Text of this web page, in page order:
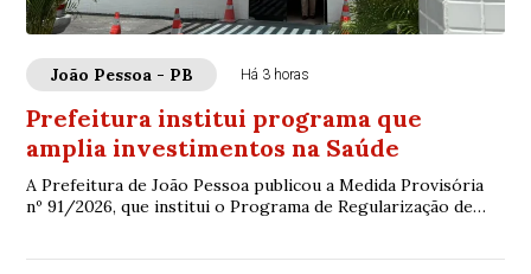
João Pessoa - PB Há 3 horas
Prefeitura institui programa que
amplia investimentos na Saúde
A Prefeitura de João Pessoa publicou a Medida Provisória
nº 91/2026, que institui o Programa de Regularização de